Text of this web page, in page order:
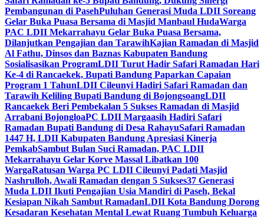
Pembangunan di PasehPuluhan Generasi Muda LDII Soreang
Gelar Buka Puasa Bersama di Masjid Manbaul HudaWarga
PAC LDII Mekarrahayu Gelar Buka Puasa Bersama,
Dilanjutkan Pengajian dan TarawihKajian Ramadan di Masjid
Al Fathu, Dinsos dan Baznas Kabupaten Bandung
Sosialisasikan ProgramLDII Turut Hadir Safari Ramadan Hari
Ke-4 di Rancaekek, Bupati Bandung Paparkan Capaian
Program 1 TahunLDII Cileunyi Hadiri Safari Ramadan dan
Tarawih Keliling Bupati Bandung di BojongsoangLDII
Rancaekek Beri Pembekalan 5 Sukses Ramadan di Masjid
Arrabani BojongloaPC LDII Margaasih Hadiri Safari
Ramadan Bupati Bandung di Desa RahayuSafari Ramadan
1447 H, LDII Kabupaten Bandung Apresiasi Kinerja
PemkabSambut Bulan Suci Ramadan, PAC LDII
Mekarrahayu Gelar Korve Massal Libatkan 100
WargaRatusan Warga PC LDII Cileunyi Padati Masjid
Nashrulloh, Awali Ramadan dengan 5 Sukses37 Generasi
Muda LDII Ikuti Pengajian Usia Mandiri di Paseh, Bekal
Kesiapan Nikah Sambut RamadanLDII Kota Bandung Dorong
Kesadaran Kesehatan Mental Lewat Ruang Tumbuh Keluarga